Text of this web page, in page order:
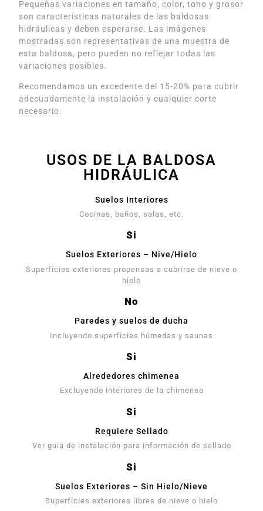
Pequeñas variaciones en tamaño, color, tono y grosor
son características naturales de las baldosas
hidráulicas y deben esperarse. Las imágenes
mostradas son representativas de una muestra de
esta baldosa, pero pueden no reflejar todas las
variaciones posibles.
Recomendamos un excedente del 15-20% para cubrir
adecuadamente la instalación y cualquier corte
necesario.
USOS DE LA BALDOSA
HIDRÁULICA
Suelos Interiores
Cocinas, baños, salas, etc.
Si
Suelos Exteriores – Nive/Hielo
Superfícies exteriores propensas a cubrirse de nieve o
hielo
No
Paredes y suelos de ducha
Incluyendo superfícies húmedas y saunas
Si
Alrededores chimenea
Excluyendo interiores de la chimenea
Si
Requiere Sellado
Ver guia de instalación para información de sellado
Si
Suelos Exteriores – Sin Hielo/Nieve
Superfícies exteriores libres de nieve o hielo